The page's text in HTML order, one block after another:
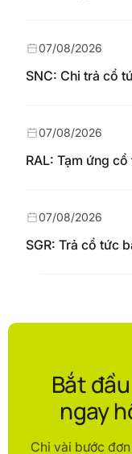
SNC: Chi trả cổ
07/08/2026
RAL: Tạm ứng
07/08/2026
SGR: Trả cổ tức
07/08/2026
Bắt
ngay
Chỉ vài bước